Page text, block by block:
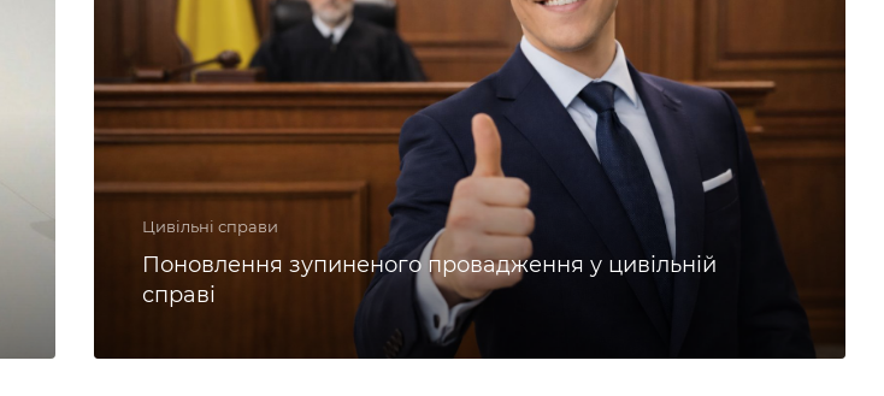
Цивільні справи
Поновлення зупиненого провадження у цивільній
справі